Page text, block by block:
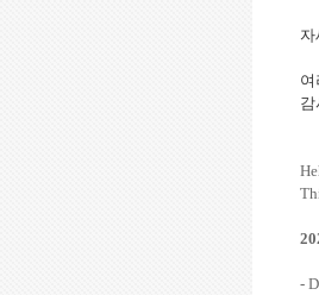
-